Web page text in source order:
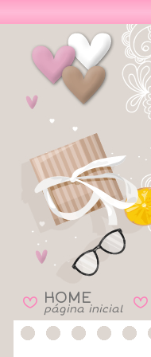
B HOME
página inicial B